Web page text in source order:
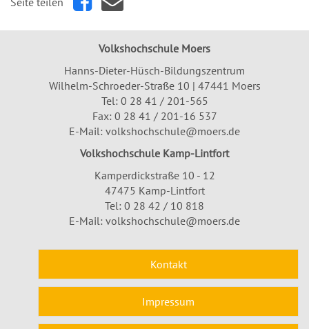
Volkshochschule Moers
Hanns-Dieter-Hüsch-Bildungszentrum
Wilhelm-Schroeder-Straße 10 | 47441 Moers
Tel: 0 28 41 / 201-565
Fax: 0 28 41 / 201-16 537
E-Mail: volkshochschule@moers.de
Volkshochschule Kamp-Lintfort
Kamperdickstraße 10 - 12
47475 Kamp-Lintfort
Tel: 0 28 42 / 10 818
E-Mail: volkshochschule@moers.de
Kontakt
Impressum